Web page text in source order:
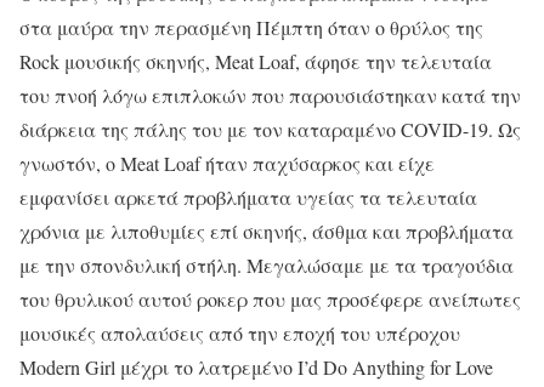
στα μαύρα την περασμένη Πέμπτη όταν ο θρύλος της
Rock μουσικής σκηνής, Meat Loaf, άφησε την τελευταία
του πνοή λόγω επιπλοκών που παρουσιάστηκαν κατά την
διάρκεια της πάλης του με τον καταραμένο COVID-19. Ως
γνωστόν, ο Meat Loaf ήταν παχύσαρκος και είχε
εμφανίσει αρκετά προβλήματα υγείας τα τελευταία
χρόνια με λιποθυμίες επί σκηνής, άσθμα και προβλήματα
με την σπονδυλική στήλη. Μεγαλώσαμε με τα τραγούδια
του θρυλικού αυτού ροκερ που μας προσέφερε ανείπωτες
μουσικές απολαύσεις από την εποχή του υπέροχου
Modern Girl μέχρι το λατρεμένο I’d Do Anything for Love